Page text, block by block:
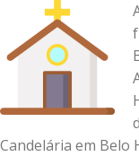
Candelária em Belo